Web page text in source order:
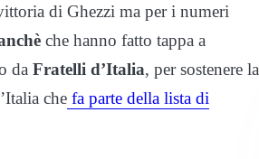
di Ghezzi ma per i numeri
che hanno fatto tappa a
da Fratelli d’Italia, per sostenere la
che fa parte della lista di